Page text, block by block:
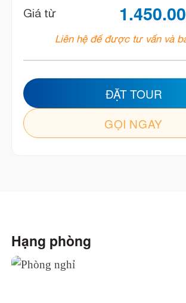
Giá từ
Liên hệ để được tư vấn và
ĐẶT TOUR
GỌI NGAY
Hạng phòng